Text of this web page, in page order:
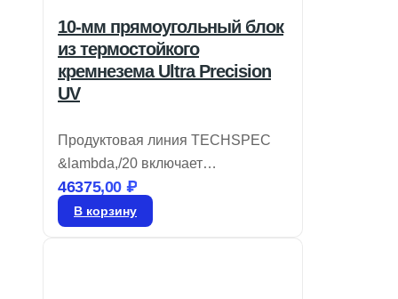
10-мм прямоугольный блок
из термостойкого
кремнезема Ultra Precision
UV
Продуктовая линия TECHSPEC
&lambda,/20 включает
прямоугольные призмы из
ультрафиолетового плавленого
46375,00 ₽
В корзину